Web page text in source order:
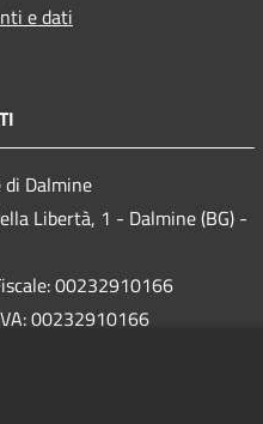
e dati
di Dalmine
Libertà, 1 - Dalmine (BG) -
00232910166
00232910166